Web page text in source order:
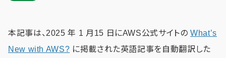
本記事は、2025 年 1 月15 日にAWS公式サイトのWhat’s
New with AWS? に掲載された英語記事を自動翻訳した